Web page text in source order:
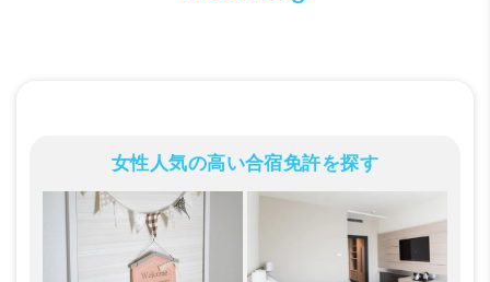
女性人気の高い合宿免許を探す